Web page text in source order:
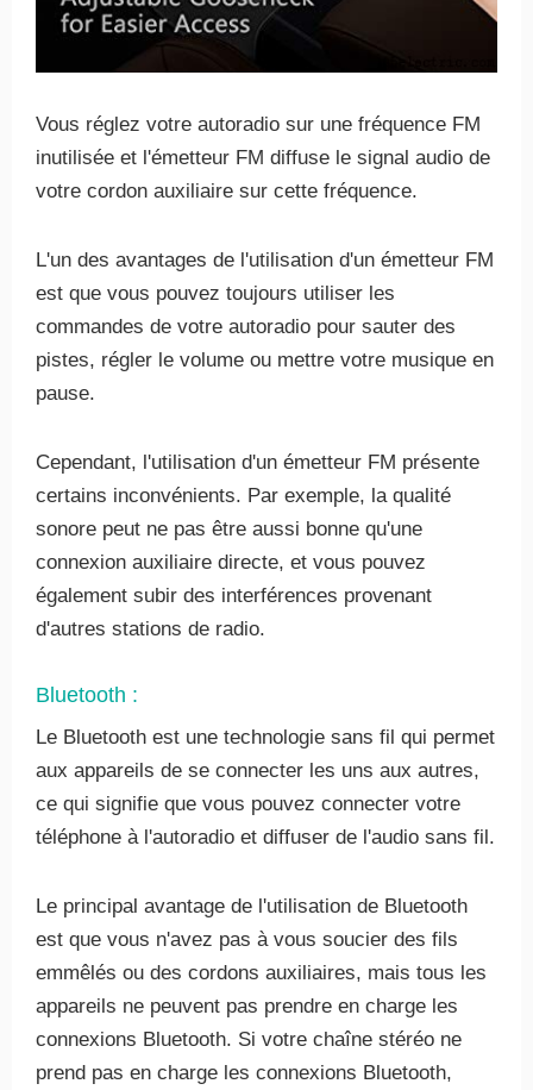
Vous réglez votre autoradio sur une fréquence FM
inutilisée et l'émetteur FM diffuse le signal audio de
votre cordon auxiliaire sur cette fréquence.
L'un des avantages de l'utilisation d'un émetteur FM
est que vous pouvez toujours utiliser les
commandes de votre autoradio pour sauter des
pistes, régler le volume ou mettre votre musique en
pause.
Cependant, l'utilisation d'un émetteur FM présente
certains inconvénients. Par exemple, la qualité
sonore peut ne pas être aussi bonne qu'une
connexion auxiliaire directe, et vous pouvez
également subir des interférences provenant
d'autres stations de radio.
Bluetooth :
Le Bluetooth est une technologie sans fil qui permet
aux appareils de se connecter les uns aux autres,
ce qui signifie que vous pouvez connecter votre
téléphone à l'autoradio et diffuser de l'audio sans fil.
Le principal avantage de l'utilisation de Bluetooth
est que vous n'avez pas à vous soucier des fils
emmêlés ou des cordons auxiliaires, mais tous les
appareils ne peuvent pas prendre en charge les
connexions Bluetooth. Si votre chaîne stéréo ne
prend pas en charge les connexions Bluetooth,